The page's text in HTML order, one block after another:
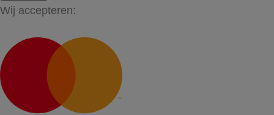
Wij accepteren: